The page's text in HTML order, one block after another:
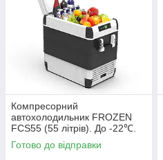
Компресорний
автохолодильник FROZEN
FCS55 (55 літрів). До -22℃.
Живлення 12, 24, 220 вольт
Готово до відправки